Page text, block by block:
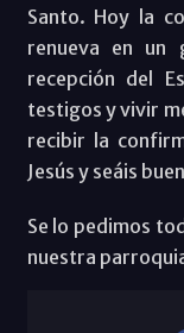
Santo. Hoy la
renueva en un
recepción del
testigos y vivir
recibir la
Jesús y seáis
Se lo pedimos
nuestra